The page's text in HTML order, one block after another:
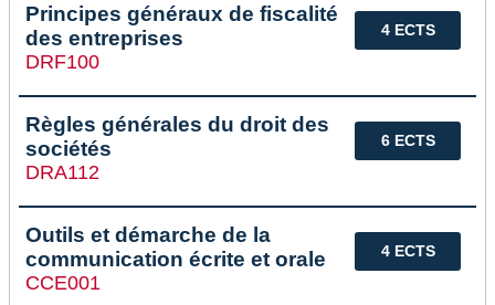
4 ECTS
Principes généraux de fiscalité
des entreprises
DRF100
6 ECTS
Règles générales du droit des
sociétés
DRA112
4 ECTS
Outils et démarche de la
communication écrite et orale
CCE001